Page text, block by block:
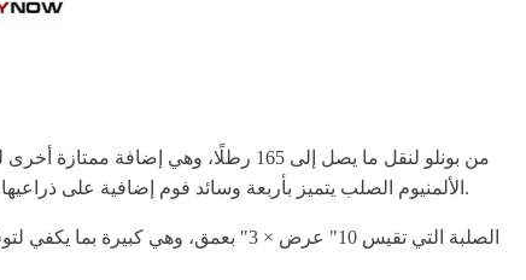
الألمنيوم الصلب يتميز بأربعة وسائد فوم إضافية على ذراعيها لضمان توفير نقل آمن للوح التجديف على مر السنين. تعتبر الوسائد المطاطية الإضافية في قسم القدم إضافة ممتازة لحماية الإطار من التآكل.